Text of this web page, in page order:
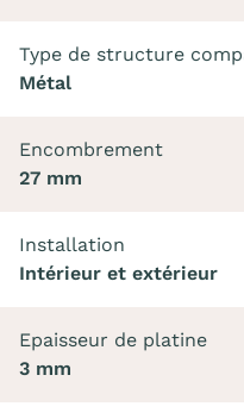
Type de structure
Métal
Encombrement
27 mm
Installation
Intérieur et extérieur
Epaisseur de platine
3 mm